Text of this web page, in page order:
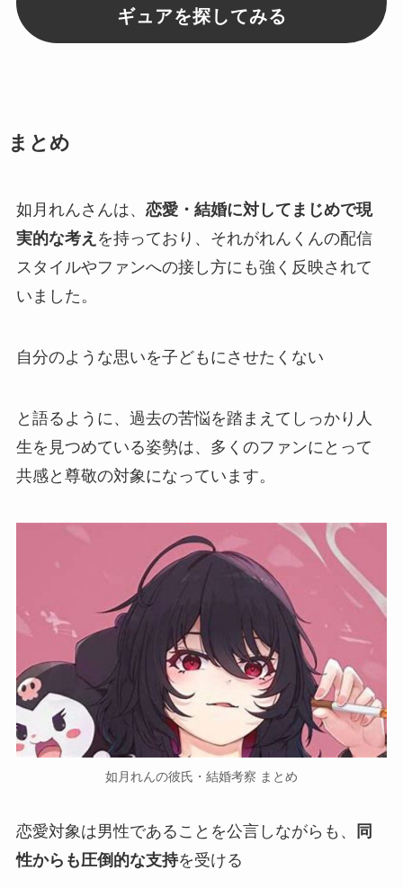
ギュアを探してみる
まとめ
如月れんさんは、 恋愛・結婚に対してまじめで現
実的な考え を持っており、それがれんくんの配信
スタイルやファンへの接し方にも強く反映されて
いました。
自分のような思いを子どもにさせたくない
と語るように、過去の苦悩を踏まえてしっかり人
生を見つめている姿勢は、多くのファンにとって
共感と尊敬の対象になっています。
如月れんの彼氏・結婚考察 まとめ
恋愛対象は男性であることを公言しながらも、
同
性からも圧倒的な支持を受ける